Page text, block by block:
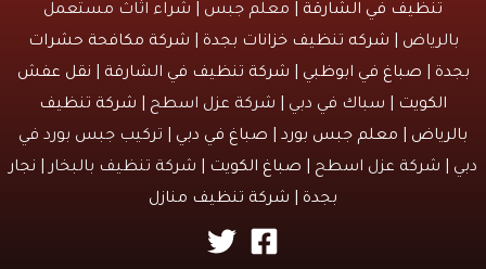
تنظيف في الشارقة| معلم جبس | شراء اثاث مستعمل
|شركه تنظيف خزانات بجدة|شركة مكافحة حشرات
|صباغ في ابوظبي|شركة تنظيف في الشارقة|نقل عفش
الكويت| سباك في دبي | شركة عزل اسطح |شركة تنظيف
|معلم جبس بورد|صباغ في دبي| تركيب جبس بورد في
| شركة عزل اسطح |صباغ الكويت| شركة تنظيف بالبخار |نجار
|شركة تنظيف منازل